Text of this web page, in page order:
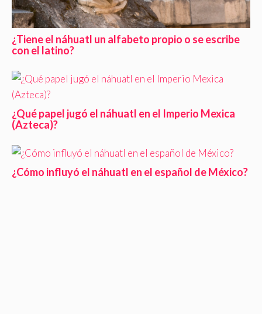
¿Tiene el náhuatl un alfabeto propio o se escribe
con el latino?
¿Qué papel jugó el náhuatl en el Imperio Mexica
(Azteca)?
¿Cómo influyó el náhuatl en el español de México?